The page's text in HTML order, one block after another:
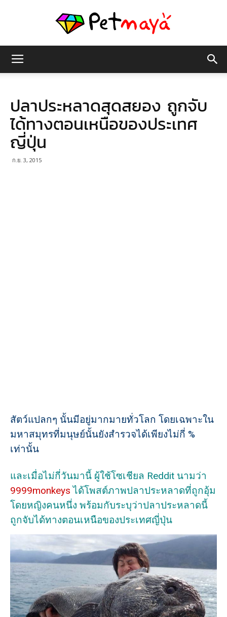
มายา
ปลาประหลาดสุดสยอง ถูกจับ
ได้ทางตอนเหนือของประเทศ
ญี่ปุ่น
ก.ย. 3, 2015
สัตว์แปลกๆ นั้นมีอยู่มากมายทั่วโลก โดยเฉพาะใน
มหาสมุทรที่มนุษย์นั้นยังสำรวจได้เพียงไม่กี่ %
เท่านั้น
และเมื่อไม่กี่วันมานี้ ผู้ใช้โซเชียล Reddit นามว่า
9999monkeys ได้โพสต์ภาพปลาประหลาดที่ถูกอุ้ม
โดยหญิงคนหนึ่ง พร้อมกับระบุว่าปลาประหลาดนี้
ถูกจับได้ทางตอนเหนือของประเทศญี่ปุ่น